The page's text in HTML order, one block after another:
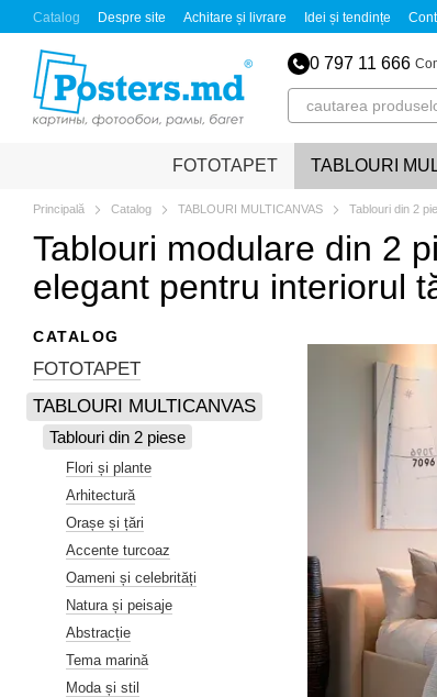
Mergi la conținutul principal
Catalog Despre site Achitare și livrare Idei și tendințe
0 797 11 666
FOTOTAPET TABLOURI
Principală Catalog TABLOURI MULTICANVAS Tablouri din 2
Tablouri modulare din 2
elegant pentru interiorul
CATALOG
FOTOTAPET
TABLOURI MULTICANVAS
Tablouri din 2 piese
Flori și plante
Arhitectură
Orașe și țări
Accente turcoaz
Oameni și celebrități
Natura și peisaje
Abstracție
Tema marină
Moda și stil